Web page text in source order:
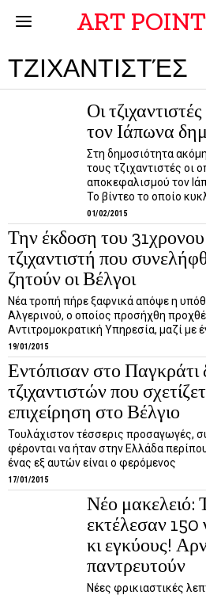
ART
ΤΖΙΧΑΝΤΙΣΤΈΣ
Οι
τον Ιάπωνα
Στη δημοσιότητα
τους τζιχαντιστές οι
αποκεφαλισμού τον
Το βίντεο το οποίο
01/02/2015
Την έκδοση του
τζιχαντιστή που
ζητούν οι Βέλγοι
Νέα τροπή πήρε ξαφνικά απόψε η
Αλγερινού, ο οποίος προσήχθη
Αντιτρομοκρατική Υπηρεσία, μαζί με
19/01/2015
Εντόπισαν στο Παγκράτι
τζιχαντιστών που
επιχείρηση στο Βέλγιο
Τουλάχιστον τέσσερις προσαγωγές,
φέρονται να ήταν στην Ελλάδα
ένας εξ αυτών είναι ο φερόμενος
17/01/2015
Νέο μακελειό:
εκτέλεσαν 150
κι εγκύους!
παντρευτούν
Νέες φρικιαστικές